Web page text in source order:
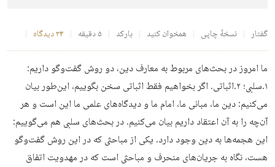
گفتار نسخهٔ چاپی همخوان کنید بارکد ۵ دقیقه ۳۴ دیدگاه
ما امروز در بحث‌های مربوط به معارف دین، دو روش گفت‌وگو داریم:
۱.سلبی؛ ۲.اثباتی. اگر بخواهیم فقط اثباتی سخن بگوییم، این‌طور بیان
می‌کنیم: دین ما، مبانی ما، امام ما و دیدگاه‌های علمی ما این است و هر
آن‌چه را به آن اعتقاد داریم بیان می‌کنیم. در بحث‌های سلبی هم می‌گوییم:
این هجمه‌ها به دین وجود دارد. یکی از مباحثی که در این روش گفت‌وگو
هست، نگاه به جریان‌های منحرف و مباحثی است که در مهدویت اتفاق